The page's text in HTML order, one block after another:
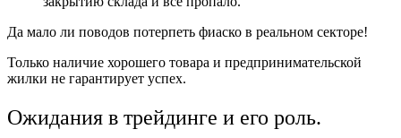
Да мало ли поводов потерпеть фиаско в реальном секторе!
Только наличие хорошего товара и предпринимательской
жилки не гарантирует успех.
Ожидания в трейдинге и его роль.